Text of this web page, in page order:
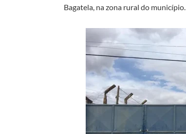
Bagatela, na zona rural do município.